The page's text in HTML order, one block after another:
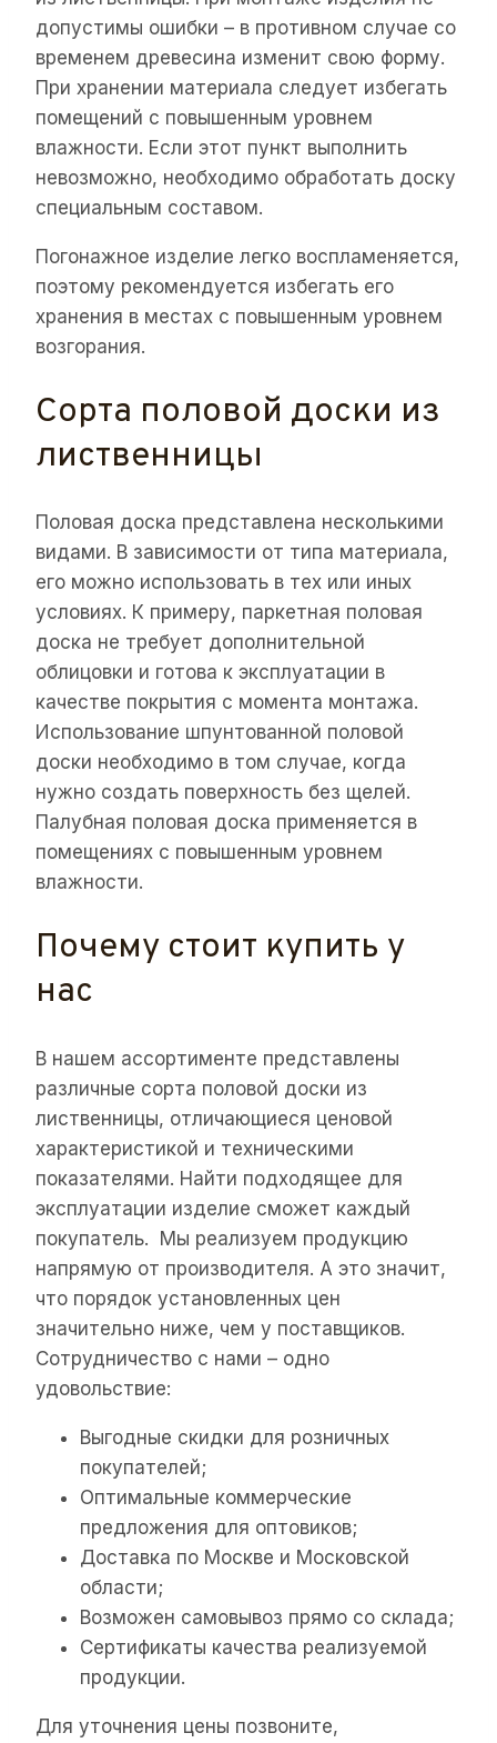
допустимы ошибки – в противном случае со
временем древесина изменит свою форму.
При хранении материала следует избегать
помещений с повышенным уровнем
влажности. Если этот пункт выполнить
невозможно, необходимо обработать доску
специальным составом.
Погонажное изделие легко воспламеняется,
поэтому рекомендуется избегать его
хранения в местах с повышенным уровнем
возгорания.
Сорта половой доски из
лиственницы
Половая доска представлена несколькими
видами. В зависимости от типа материала,
его можно использовать в тех или иных
условиях. К примеру, паркетная половая
доска не требует дополнительной
облицовки и готова к эксплуатации в
качестве покрытия с момента монтажа.
Использование шпунтованной половой
доски необходимо в том случае, когда
нужно создать поверхность без щелей.
Палубная половая доска применяется в
помещениях с повышенным уровнем
влажности.
Почему стоит купить у
нас
В нашем ассортименте представлены
различные сорта половой доски из
лиственницы, отличающиеся ценовой
характеристикой и техническими
показателями. Найти подходящее для
эксплуатации изделие сможет каждый
покупатель. Мы реализуем продукцию
напрямую от производителя. А это значит,
что порядок установленных цен
значительно ниже, чем у поставщиков.
Сотрудничество с нами – одно
удовольствие:
Выгодные скидки для розничных
покупателей;
Оптимальные коммерческие
предложения для оптовиков;
Доставка по Москве и Московской
области;
Возможен самовывоз прямо со склада;
Сертификаты качества реализуемой
продукции.
Для уточнения цены позвоните,